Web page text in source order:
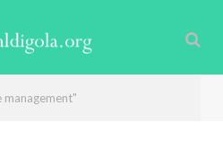
management"